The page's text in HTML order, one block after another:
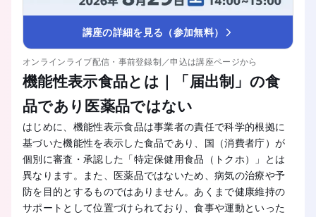
講座の詳細を見る（参加無料）
オンラインライブ配信・事前登録制／申込は講座ページから
機能性表示食品とは｜「届出制」の食
品であり医薬品ではない
はじめに、機能性表示食品は事業者の責任で科学的根拠に
基づいた機能性を表示した食品であり、国（消費者庁）が
個別に審査・承認した「特定保健用食品（トクホ）」とは
異なります。また、医薬品ではないため、病気の治療や予
防を目的とするものではありません。あくまで健康維持の
サポートとして位置づけられており、食事や運動といった